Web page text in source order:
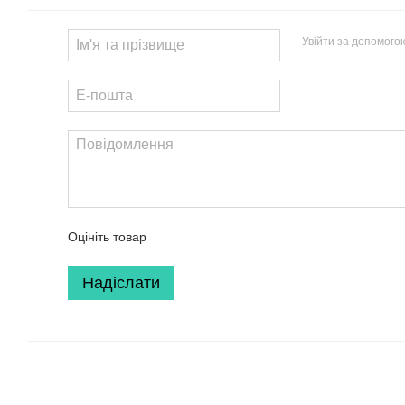
Увійти за
Оцініть товар
Надіслати